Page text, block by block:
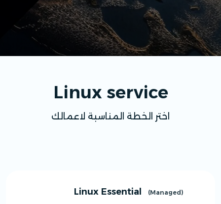
Linux service
اختر الخطة المناسبة لاعمالك
Linux Essential (Managed)